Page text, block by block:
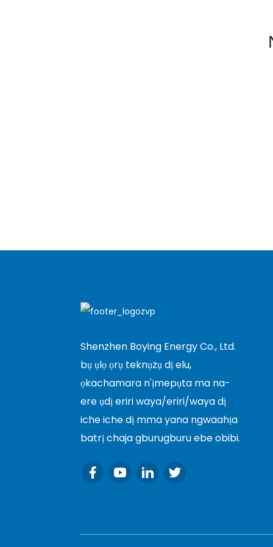
Shenzhen Boying Energy Co., Ltd.
bụ ụlọ ọrụ teknụzụ dị elu,
ọkachamara n'ịmepụta ma na-
ere ụdị eriri waya/eriri/waya dị
iche iche dị mma yana ngwaahịa
batrị chaja gburugburu ebe obibi.